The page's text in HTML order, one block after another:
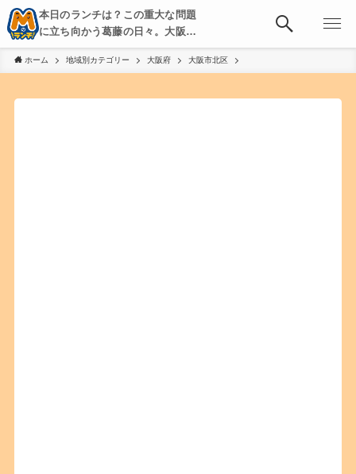
本日のランチは？この重大な問題
に立ち向かう葛藤の日々。大阪・
京都・神戸を中心とした食べ歩
き、飲み歩きを綴る。
ホーム 地域別カテゴリー 大阪府 大阪市北区